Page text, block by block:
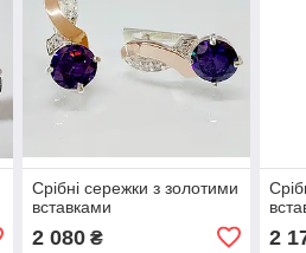
Срібні сережки з золотими
вставками
2 080₴ 2